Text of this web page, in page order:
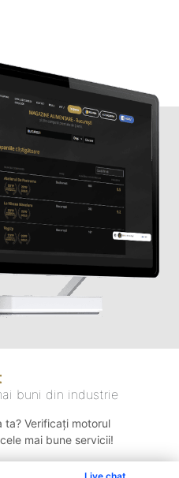
buni din industrie
ta? Verificați motorul
mai bune servicii!